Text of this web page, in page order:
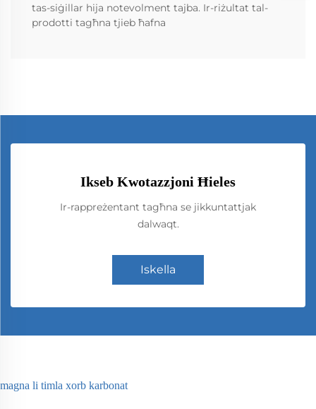
tas-siġillar hija notevolment tajba. Ir-riżultat tal-
prodotti tagħna tjieb ħafna
Ikseb Kwotazzjoni Ħieles
Ir-rappreżentant tagħna se jikkuntattjak
dalwaqt.
Iskella
magna li timla xorb karbonat